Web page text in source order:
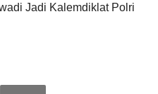
Jadi Kalemdiklat Polri